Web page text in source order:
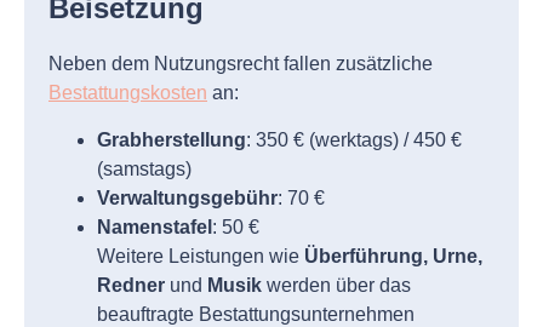
Beisetzung
Neben dem Nutzungsrecht fallen zusätzliche
Bestattungskosten an:
Grabherstellung: 350 € (werktags) / 450 €
(samstags)
Verwaltungsgebühr: 70 €
Namenstafel : 50 €
Weitere Leistungen wie Überführung, Urne,
Redner und Musik werden über das
beauftragte Bestattungsunternehmen